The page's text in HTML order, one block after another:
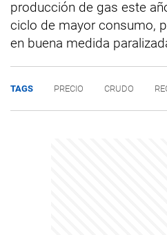
producción de gas este
ciclo de mayor consumo,
en buena medida
TAGS PRECIO CRUDO